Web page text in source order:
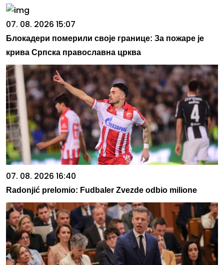
07. 08. 2026 15:07
Блокадери померили своје границе: За пожаре је
крива Српска православна црква
07. 08. 2026 16:40
Radonjić prelomio: Fudbaler Zvezde odbio milione